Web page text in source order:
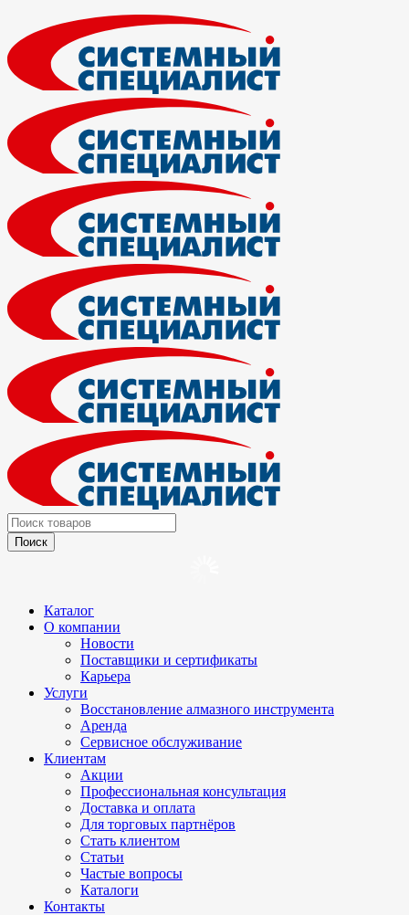
Каталог
О компании
Новости
Поставщики и сертификаты
Карьера
Услуги
Восстановление алмазного инструмента
Аренда
Сервисное обслуживание
Клиентам
Акции
Профессиональная консультация
Доставка и оплата
Для торговых партнёров
Стать клиентом
Статьи
Частые вопросы
Каталоги
Контакты